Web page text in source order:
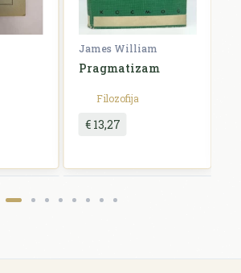
James William
Pragmatizam
Filozofija
€ 13,27